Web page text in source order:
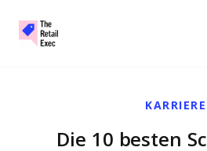
KARRIERE
Die 10 besten